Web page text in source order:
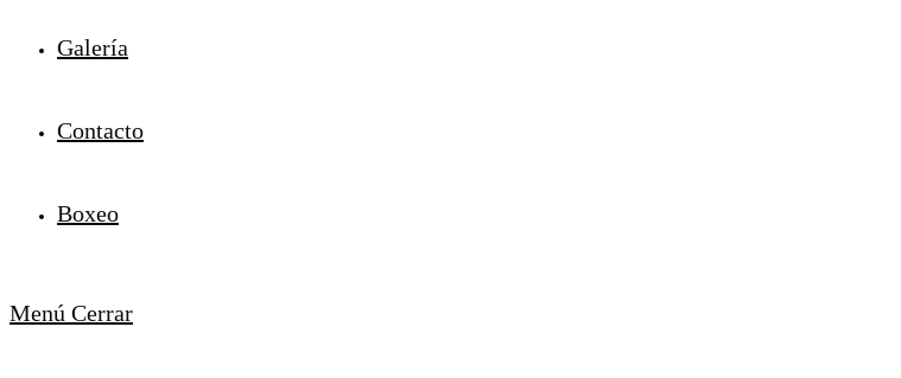
Galería
Contacto
Boxeo
Menú Cerrar